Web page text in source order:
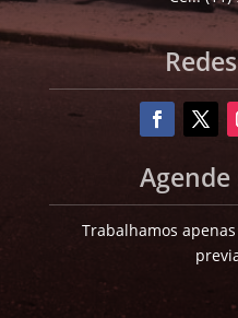
Trabalhamos